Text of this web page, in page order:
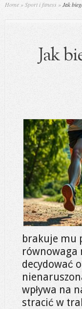
Home »Sport i fitness »Jak
Jak
brakuje mu
równowaga
decydować
wpływa na
stracić w